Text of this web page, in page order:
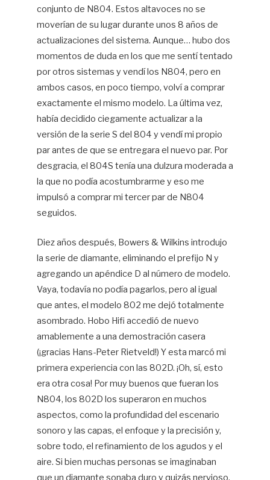
conjunto de N804. Estos altavoces no se
moverían de su lugar durante unos 8 años de
actualizaciones del sistema. Aunque… hubo dos
momentos de duda en los que me sentí tentado
por otros sistemas y vendí los N804, pero en
ambos casos, en poco tiempo, volví a comprar
exactamente el mismo modelo. La última vez,
había decidido ciegamente actualizar a la
versión de la serie S del 804 y vendí mi propio
par antes de que se entregara el nuevo par. Por
desgracia, el 804S tenía una dulzura moderada a
la que no podía acostumbrarme y eso me
impulsó a comprar mi tercer par de N804
seguidos.
Diez años después, Bowers & Wilkins introdujo
la serie de diamante, eliminando el prefijo N y
agregando un apéndice D al número de modelo.
Vaya, todavía no podía pagarlos, pero al igual
que antes, el modelo 802 me dejó totalmente
asombrado. Hobo Hifi accedió de nuevo
amablemente a una demostración casera
(¡gracias Hans-Peter Rietveld!) Y esta marcó mi
primera experiencia con las 802D. ¡Oh, sí, esto
era otra cosa! Por muy buenos que fueran los
N804, los 802D los superaron en muchos
aspectos, como la profundidad del escenario
sonoro y las capas, el enfoque y la precisión y,
sobre todo, el refinamiento de los agudos y el
aire. Si bien muchas personas se imaginaban
que un diamante sonaba duro y quizás nervioso,